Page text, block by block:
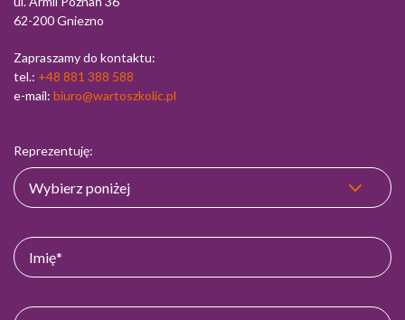
62-200 Gniezno
Zapraszamy do kontaktu:
tel.: +48 881 388 588
e-mail: biuro@wartoszkolic.pl
Reprezentuję: